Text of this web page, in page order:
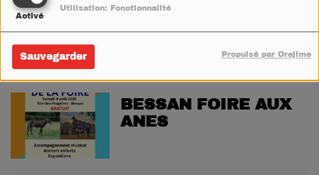
Activé
Utilisation: Fonctionnalité
Sauvegarder Propulsé par Orejime
FLORENSAC
BESSAN FOIRE AUX
ANES